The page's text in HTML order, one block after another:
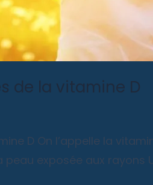
de la vitamine D
D On l’appelle la
exposée aux rayons